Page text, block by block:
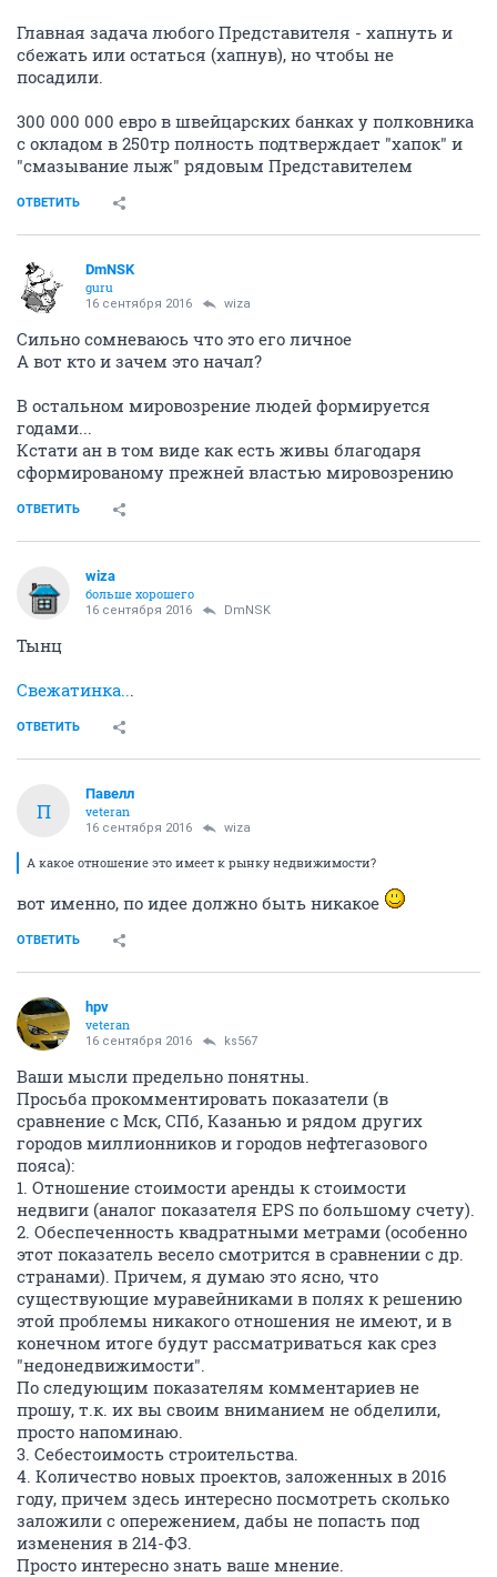
Главная задача любого Представителя - хапнуть и
сбежать или остаться (хапнув), но чтобы не
посадили.
300 000 000 евро в швейцарских банках у полковника
с окладом в 250тр полность подтверждает "хапок" и
"смазывание лыж" рядовым Представителем
ОТВЕТИТЬ
DmNSK
guru
16 сентября 2016 wiza
Сильно сомневаюсь что это его личное
А вот кто и зачем это начал?
В остальном мировозрение людей формируется
годами...
Кстати ан в том виде как есть живы благодаря
сформированому прежней властью мировозрению
ОТВЕТИТЬ
wiza
больше хорошего
16 сентября 2016 DmNSK
Тынц
Свежатинка...
ОТВЕТИТЬ
П
Павелл
veteran
16 сентября 2016 wiza
А какое отношение это имеет к рынку недвижимости?
вот именно, по идее должно быть никакое
ОТВЕТИТЬ
hpv
veteran
16 сентября 2016 ks567
Ваши мысли предельно понятны.
Просьба прокомментировать показатели (в
сравнение с Мск, СПб, Казанью и рядом других
городов миллионников и городов нефтегазового
пояса):
1. Отношение стоимости аренды к стоимости
недвиги (аналог показателя EPS по большому счету).
2. Обеспеченность квадратными метрами (особенно
этот показатель весело смотрится в сравнении с др.
странами). Причем, я думаю это ясно, что
существующие муравейниками в полях к решению
этой проблемы никакого отношения не имеют, и в
конечном итоге будут рассматриваться как срез
"недонедвижимости".
По следующим показателям комментариев не
прошу, т.к. их вы своим вниманием не обделили,
просто напоминаю.
3. Себестоимость строительства.
4. Количество новых проектов, заложенных в 2016
году, причем здесь интересно посмотреть сколько
заложили с опережением, дабы не попасть под
изменения в 214-ФЗ.
Просто интересно знать ваше мнение.